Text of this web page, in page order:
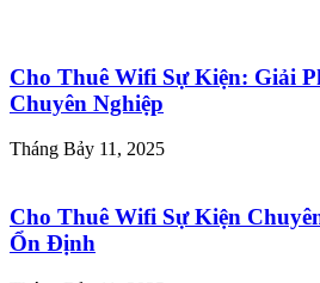
Cho Thuê Wifi Sự Kiện: Giải
Chuyên Nghiệp
Tháng Bảy 11, 2025
Cho Thuê Wifi Sự Kiện
Ổn Định